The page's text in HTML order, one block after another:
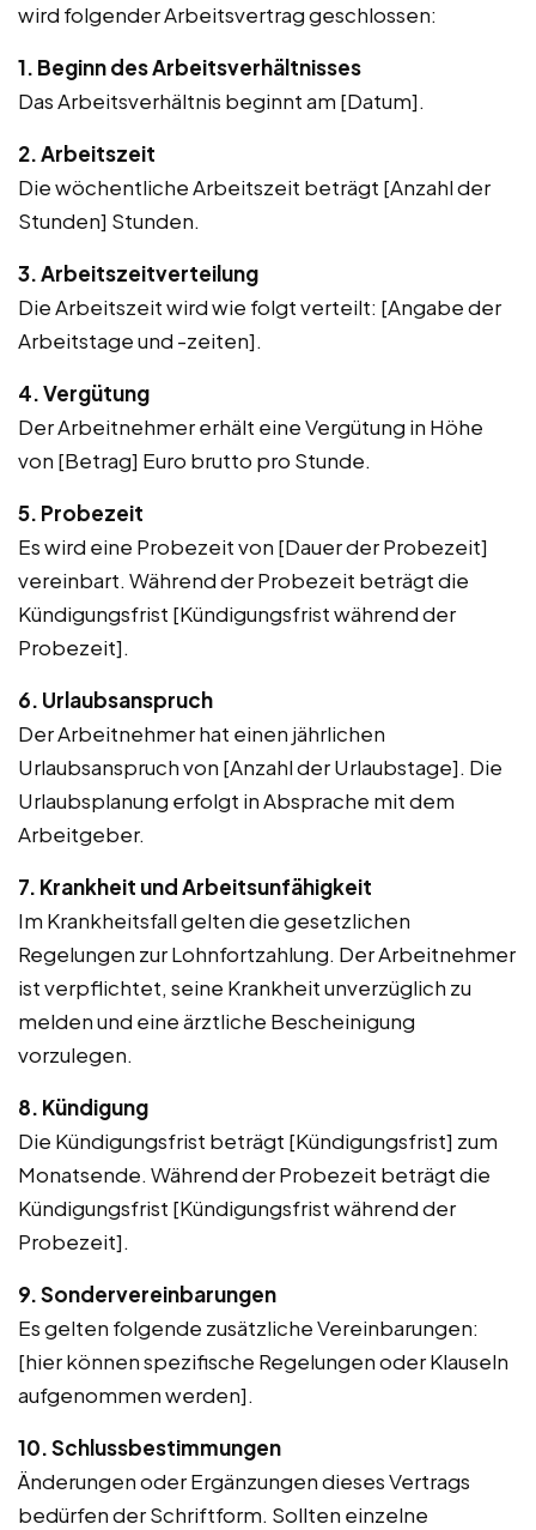
wird folgender Arbeitsvertrag geschlossen:
1. Beginn des Arbeitsverhältnisses
Das Arbeitsverhältnis beginnt am [Datum].
2. Arbeitszeit
Die wöchentliche Arbeitszeit beträgt [Anzahl der
Stunden] Stunden.
3. Arbeitszeitverteilung
Die Arbeitszeit wird wie folgt verteilt: [Angabe der
Arbeitstage und -zeiten].
4. Vergütung
Der Arbeitnehmer erhält eine Vergütung in Höhe
von [Betrag] Euro brutto pro Stunde.
5. Probezeit
Es wird eine Probezeit von [Dauer der Probezeit]
vereinbart. Während der Probezeit beträgt die
Kündigungsfrist [Kündigungsfrist während der
Probezeit].
6. Urlaubsanspruch
Der Arbeitnehmer hat einen jährlichen
Urlaubsanspruch von [Anzahl der Urlaubstage]. Die
Urlaubsplanung erfolgt in Absprache mit dem
Arbeitgeber.
7. Krankheit und Arbeitsunfähigkeit
Im Krankheitsfall gelten die gesetzlichen
Regelungen zur Lohnfortzahlung. Der Arbeitnehmer
ist verpflichtet, seine Krankheit unverzüglich zu
melden und eine ärztliche Bescheinigung
vorzulegen.
8. Kündigung
Die Kündigungsfrist beträgt [Kündigungsfrist] zum
Monatsende. Während der Probezeit beträgt die
Kündigungsfrist [Kündigungsfrist während der
Probezeit].
9. Sondervereinbarungen
Es gelten folgende zusätzliche Vereinbarungen:
[hier können spezifische Regelungen oder Klauseln
aufgenommen werden].
10. Schlussbestimmungen
Änderungen oder Ergänzungen dieses Vertrags
bedürfen der Schriftform. Sollten einzelne